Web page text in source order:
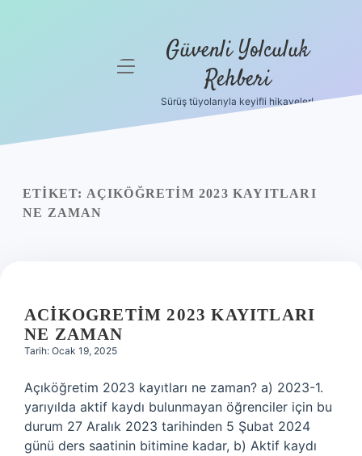
Yasal Uyarı
menüyü Güvenli Yolculuk
Rehberi
Sürüş tüyolarıyla keyifli hikayeler!
ETIKET: AÇIKÖĞRETIM 2023 KAYITLARI
NE ZAMAN
ACIKOGRETIM 2023 KAYITLARI
NE ZAMAN
Tarih: Ocak 19, 2025
Açıköğretim 2023 kayıtları ne zaman? a) 2023-1.
yarıyılda aktif kaydı bulunmayan öğrenciler için bu
durum 27 Aralık 2023 tarihinden 5 Şubat 2024
günü ders saatinin bitimine kadar, b) Aktif kaydı